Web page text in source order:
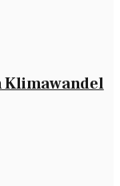
Klimawandel